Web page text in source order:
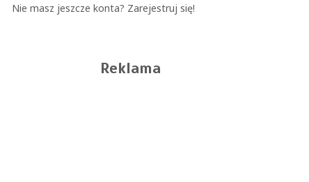
Nie masz jeszcze konta? Zarejestruj się!
Reklama